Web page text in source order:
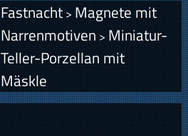
Fastnacht> Magnete mit
Narrenmotiven > Miniatur-
Teller-Porzellan mit
Mäskle